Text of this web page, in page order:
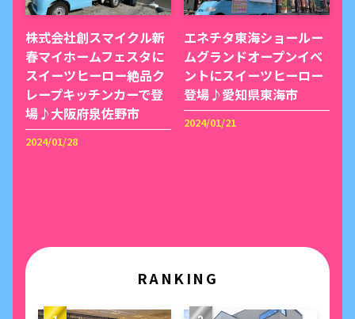
株式会社創スマイクル新
春マイホームフェスタに
スイーツヒーロー絶品ク
レープキッチンカーで登
場♪大阪府泉佐野市
2024/01/28
エネチタ東海ショールー
ムグランドオープンイベ
ントにスイーツヒーロー
登場♪愛知県東海市
2024/01/21
RANKING